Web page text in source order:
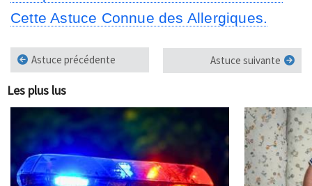
Cette Astuce Connue des Allergiques.
Astuce précédente Astuce suivante
Les plus lus